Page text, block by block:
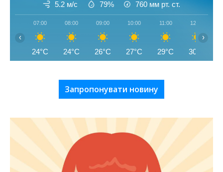
5.2 м/с 79% 760 мм рт. ст.
07:00
24°C
08:00
24°C
09:00
26°C
10:00
27°C
11:00
29°C
12:00
30°C
‹ ›
Запропонувати новину